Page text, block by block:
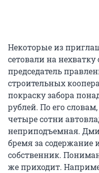
Некоторые из
сетовали на
председатель
строительных
покраску забора
рублей. По его
четыре сотни
неприподъемная.
бремя за содержание
собственник.
же приходит.